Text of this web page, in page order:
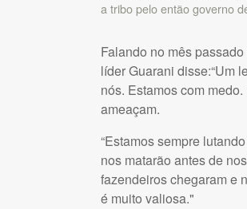
a tribo pelo então governo
Falando no mês passado
líder Guarani disse:“Um
nós. Estamos com
ameaçam.
“Estamos sempre
nos matarão antes de
fazendeiros chegaram e
é muito valiosa."